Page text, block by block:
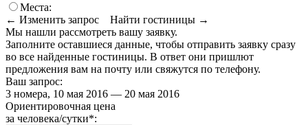
Места:
← Изменить запрос
Найти гостиницы →
Мы нашли рассмотреть вашу заявку.
Заполните оставшиеся данные, чтобы отправить заявку сразу
во все найденные гостиницы. В ответ они пришлют
предложения вам на почту или свяжутся по телефону.
Ваш запрос:
3 номера, 10 мая 2016 — 20 мая 2016
Ориентировочная цена
за человека/сутки*: